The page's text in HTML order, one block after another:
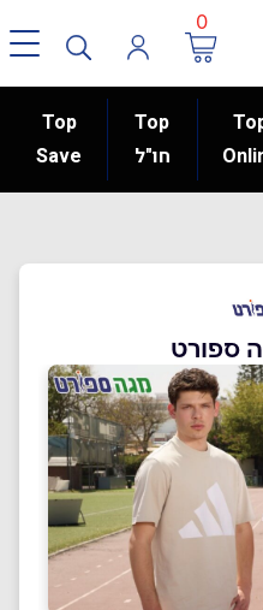
0
Top
Save
Top
חו"ל
ספורט